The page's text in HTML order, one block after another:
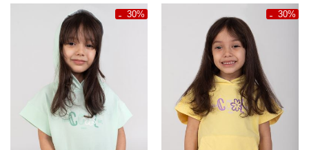
30%
30%